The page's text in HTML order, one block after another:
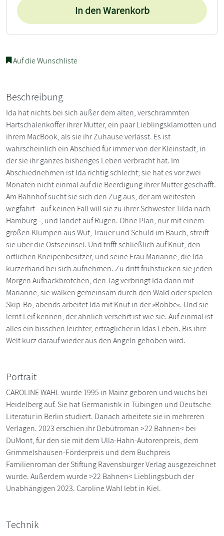
In den Warenkorb
Auf die Wunschliste
Beschreibung
Ida hat nichts bei sich außer dem alten, verschrammten
Hartschalenkoffer ihrer Mutter, ein paar Lieblingsklamotten und
ihrem MacBook, als sie ihr Zuhause verlässt. Es ist
wahrscheinlich ein Abschied für immer von der Kleinstadt, in
der sie ihr ganzes bisheriges Leben verbracht hat. Im
Abschiednehmen ist Ida richtig schlecht; sie hat es vor zwei
Monaten nicht einmal auf die Beerdigung ihrer Mutter geschafft.
Am Bahnhof sucht sie sich den Zug aus, der am weitesten
wegfährt - auf keinen Fall will sie zu ihrer Schwester Tilda nach
Hamburg -, und landet auf Rügen. Ohne Plan, nur mit einem
großen Klumpen aus Wut, Trauer und Schuld im Bauch, streift
sie über die Ostseeinsel. Und trifft schließlich auf Knut, den
örtlichen Kneipenbesitzer, und seine Frau Marianne, die Ida
kurzerhand bei sich aufnehmen. Zu dritt frühstücken sie jeden
Morgen Aufbackbrötchen, den Tag verbringt Ida dann mit
Marianne, sie walken gemeinsam durch den Wald oder spielen
Skip-Bo, abends arbeitet Ida mit Knut in der »Robbe«. Und sie
lernt Leif kennen, der ähnlich versehrt ist wie sie. Auf einmal ist
alles ein bisschen leichter, erträglicher in Idas Leben. Bis ihre
Welt kurz darauf wieder aus den Angeln gehoben wird.
Portrait
CAROLINE WAHL wurde 1995 in Mainz geboren und wuchs bei
Heidelberg auf. Sie hat Germanistik in Tübingen und Deutsche
Literatur in Berlin studiert. Danach arbeitete sie in mehreren
Verlagen. 2023 erschien ihr Debütroman >22 Bahnen< bei
DuMont, für den sie mit dem Ulla-Hahn-Autorenpreis, dem
Grimmelshausen-Förderpreis und dem Buchpreis
Familienroman der Stiftung Ravensburger Verlag ausgezeichnet
wurde. Außerdem wurde >22 Bahnen< Lieblingsbuch der
Unabhängigen 2023. Caroline Wahl lebt in Kiel.
Technik